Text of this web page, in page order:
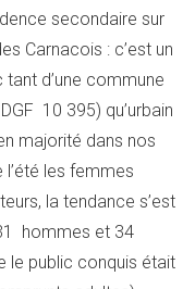
secondaire sur
Carnacois : c’est un
d’une commune
10 395) qu’urbain
majorité dans nos
les femmes
la tendance s’est
hommes et 34
le public conquis était